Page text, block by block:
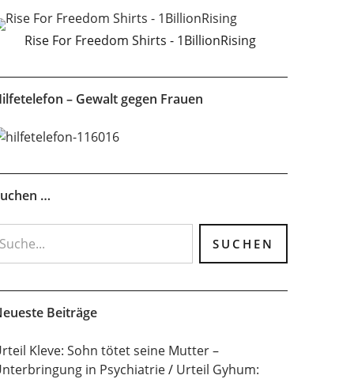
Rise For Freedom Shirts - 1BillionRising
– Gewalt gegen Frauen
…
Beiträge
Kleve: Sohn tötet seine Mutter –
in Psychiatrie
Urteil Gyhum: